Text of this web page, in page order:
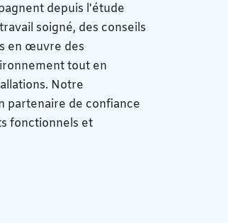
depuis l'étude
soigné, des conseils
en œuvre des
tout en
Notre
partenaire de confiance
fonctionnels et